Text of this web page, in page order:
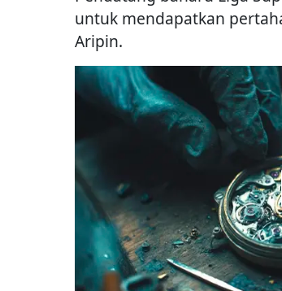
untuk mendapatkan
Aripin.